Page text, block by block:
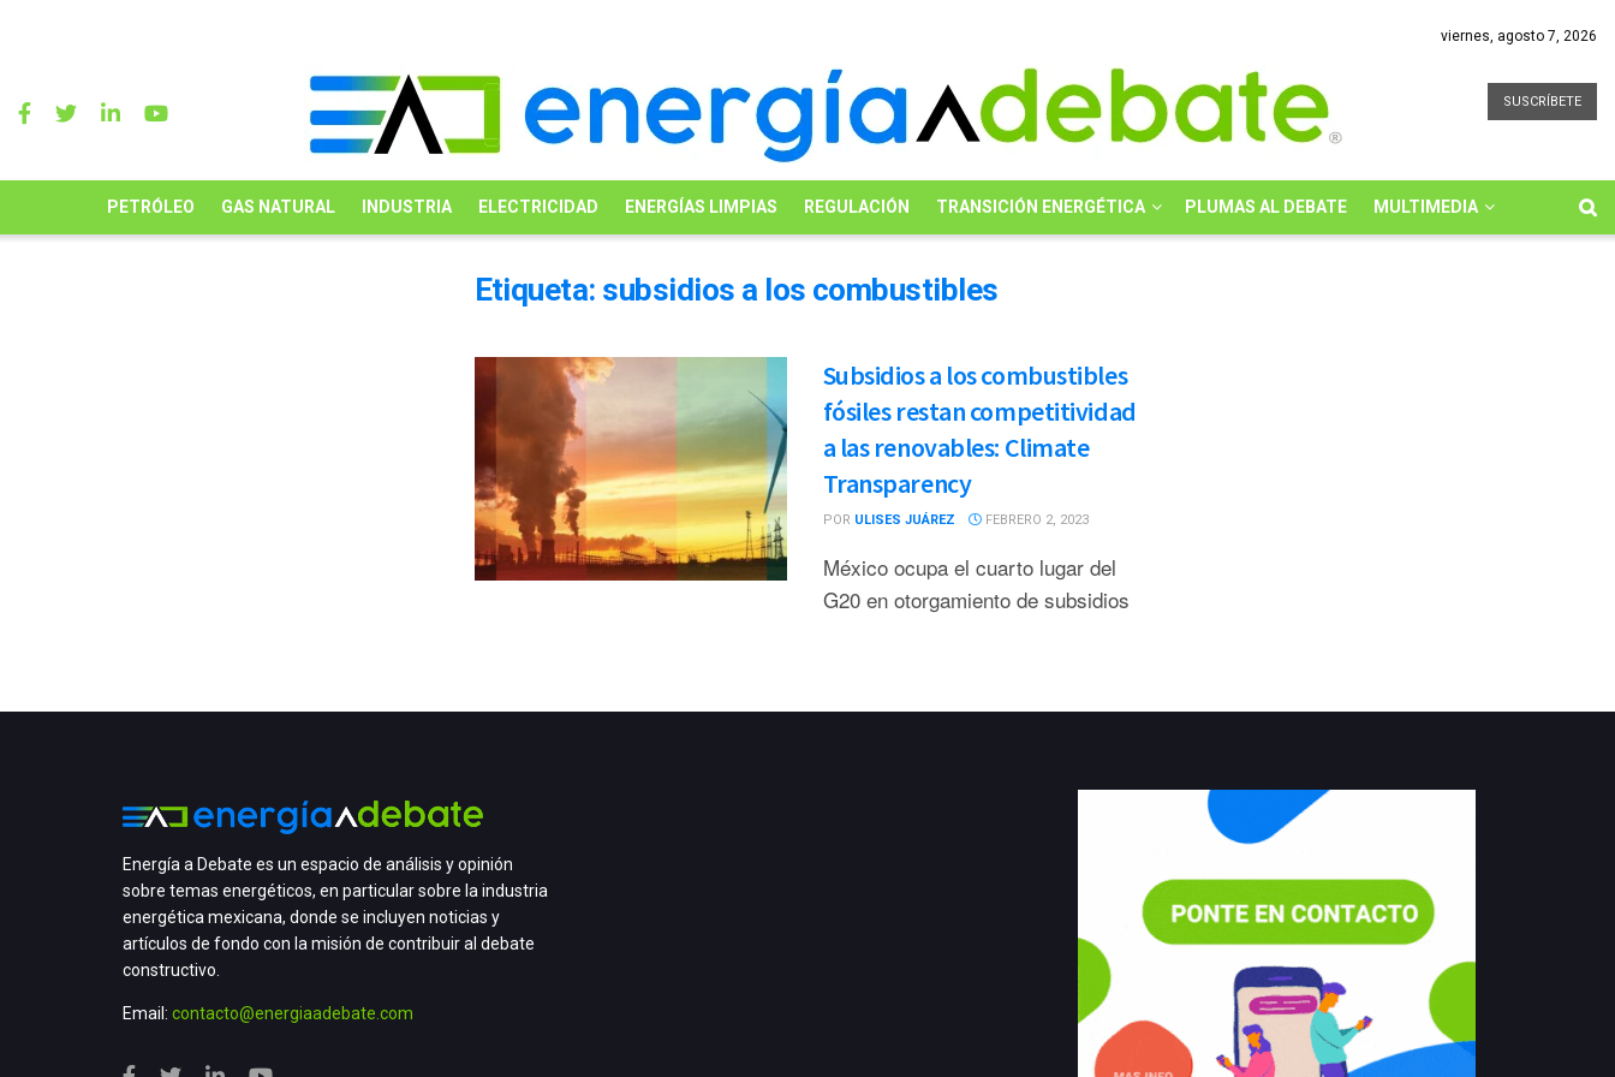
viernes, agosto 7, 2026
SUSCRÍBETE
PETRÓLEO GAS NATURAL INDUSTRIA ELECTRICIDAD ENERGÍAS LIMPIAS REGULACIÓN TRANSICIÓN ENERGÉTICA PLUMAS AL DEBATE MULTIMEDIA
Etiqueta: subsidios a los combustibles
Subsidios a los combustibles
fósiles restan competitividad
a las renovables: Climate
Transparency
POR ULISES JUÁREZ FEBRERO 2, 2023
México ocupa el cuarto lugar del
G20 en otorgamiento de subsidios
Energía a Debate es un espacio de análisis y opinión
sobre temas energéticos, en particular sobre la industria
energética mexicana, donde se incluyen noticias y
artículos de fondo con la misión de contribuir al debate
constructivo.
Email: contacto@energiaadebate.com